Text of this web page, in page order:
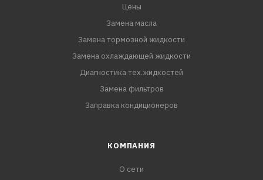
Цены
Замена масла
Замена тормозной жидкости
Замена охлаждающей жидкости
Диагностика тех.жидкостей
Замена фильтров
Заправка кондиционеров
КОМПАНИЯ
О сети